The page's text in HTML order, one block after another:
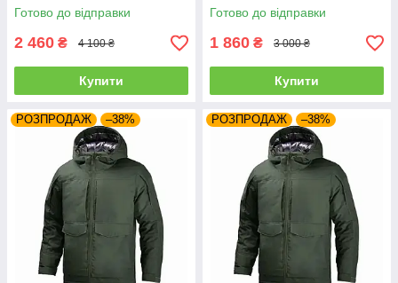
Готово до відправки
2 460 ₴ 4 100 ₴
Купити
Готово до відправки
1 860 ₴ 3 000 ₴
Купити
РОЗПРОДАЖ –38% РОЗПРОДАЖ –38%